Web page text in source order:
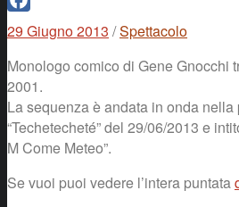
Facebook
29 Giugno 2013 /Spettacolo
Monologo comico di Gene Gnocchi
2001.
La sequenza è andata in onda nella
“Techetecheté” del 29/06/2013 e
M Come Meteo”.
Se vuoi puoi vedere l’intera puntata